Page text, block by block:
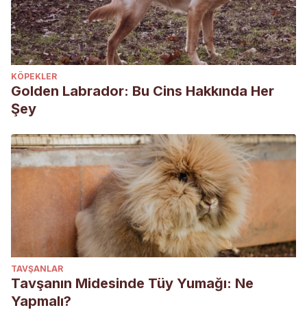
KÖPEKLER
Golden Labrador: Bu Cins Hakkında Her
Şey
TAVŞANLAR
Tavşanın Midesinde Tüy Yumağı: Ne
Yapmalı?